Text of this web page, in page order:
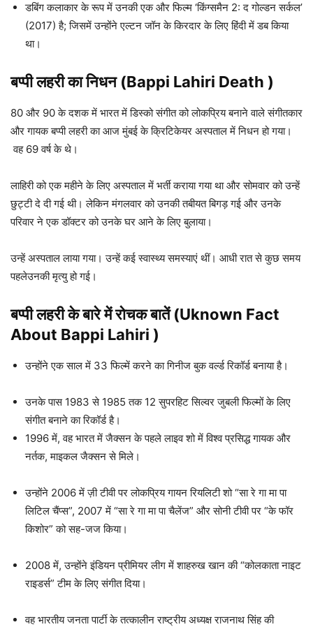
डबिंग कलाकार के रूप में उनकी एक और फिल्म ‘किंग्समैन 2: द गोल्डन सर्कल’
(2017) है; जिसमें उन्होंने एल्टन जॉन के किरदार के लिए हिंदी में डब किया
था।
बप्पी लहरीका निधन (Bappi Lahiri Death )
80 और 90 के दशक में भारत में डिस्को संगीत को लोकप्रिय बनाने वाले संगीतकार
और गायक बप्पी लहरी का आज मुंबई के क्रिटिकेयर अस्पताल में निधन हो गया।
वह 69 वर्ष के थे।
लाहिरी को एक महीने के लिए अस्पताल में भर्ती कराया गया था और सोमवार को उन्हें
छुट्टी दे दी गई थी। लेकिन मंगलवार को उनकी तबीयत बिगड़ गई और उनके
परिवार ने एक डॉक्टर को उनके घर आने के लिए बुलाया।
उन्हें अस्पताल लाया गया। उन्हें कई स्वास्थ्य समस्याएं थीं। आधी रात से कुछ समय
पहलेउनकी मृत्यु हो गई।
बप्पी लहरीके बारे में रोचक बातें (Uknown Fact
About Bappi Lahiri )
उन्होंने एक साल में 33 फिल्में करने का गिनीज बुक वर्ल्ड रिकॉर्ड बनाया है।
उनके पास 1983 से 1985 तक 12 सुपरहिट सिल्वर जुबली फिल्मों के लिए
संगीत बनाने का रिकॉर्ड है।
1996 में, वह भारत में जैक्सन के पहले लाइव शो में विश्व प्रसिद्ध गायक और
नर्तक, माइकल जैक्सन से मिले।
उन्होंने 2006 में ज़ी टीवी पर लोकप्रिय गायन रियलिटी शो “सा रे गा मा पा
लिटिल चैंप्स”, 2007 में “सा रे गा मा पा चैलेंज” और सोनी टीवी पर “के फॉर
किशोर” को सह-जज किया।
2008 में, उन्होंने इंडियन प्रीमियर लीग में शाहरुख खान की “कोलकाता नाइट
राइडर्स” टीम के लिए संगीत दिया।
वह भारतीय जनता पार्टी के तत्कालीन राष्ट्रीय अध्यक्ष राजनाथ सिंह की